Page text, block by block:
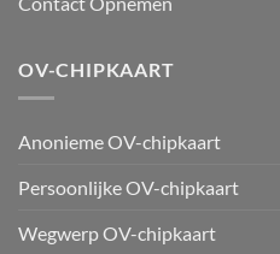
OV-CHIPKAART
Anonieme OV-chipkaart
Persoonlijke OV-chipkaart
Wegwerp OV-chipkaart